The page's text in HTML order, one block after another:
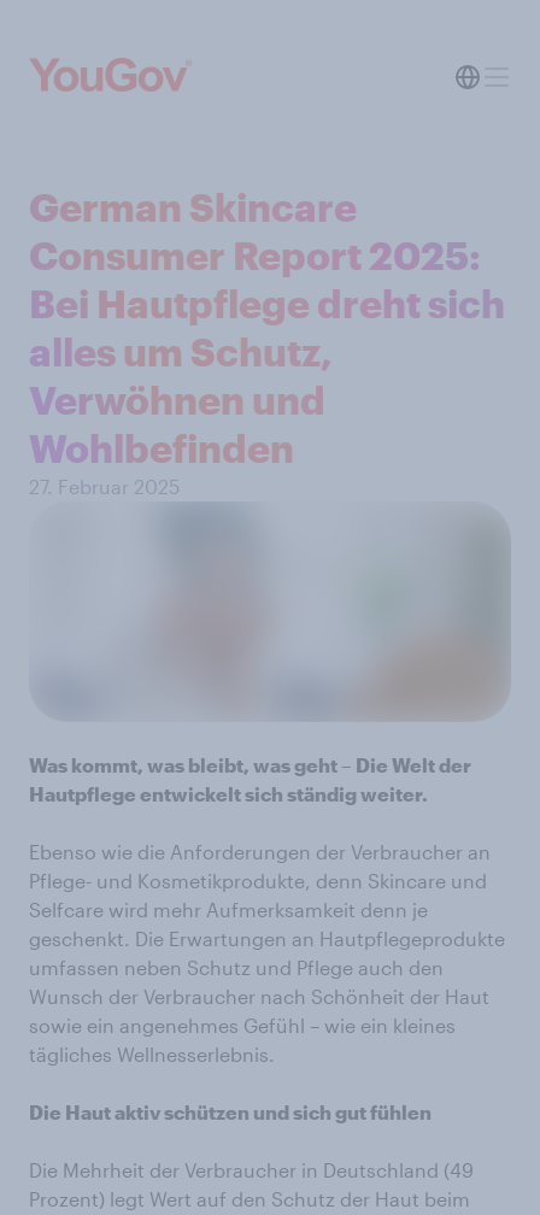
German Skincare
Consumer Report 2025:
Bei Hautpflege dreht sich
alles um Schutz,
Verwöhnen und
Wohlbefinden
27. Februar 2025
Was kommt, was bleibt, was geht – Die Welt der
Hautpflege entwickelt sich ständig weiter.
Ebenso wie die Anforderungen der Verbraucher an
Pflege- und Kosmetikprodukte, denn Skincare und
Selfcare wird mehr Aufmerksamkeit denn je
geschenkt. Die Erwartungen an Hautpflegeprodukte
umfassen neben Schutz und Pflege auch den
Wunsch der Verbraucher nach Schönheit der Haut
sowie ein angenehmes Gefühl – wie ein kleines
tägliches Wellnesserlebnis.
Die Haut aktiv schützen und sich gut fühlen
Die Mehrheit der Verbraucher in Deutschland (49
Prozent) legt Wert auf den Schutz der Haut beim